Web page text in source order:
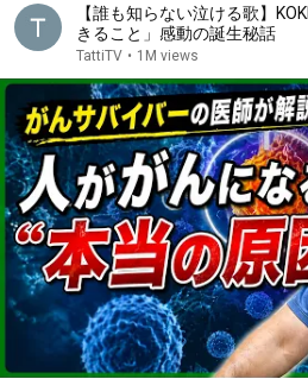
【誰も知らない泣ける歌】
きること」感動の誕生秘話
TattiTV • 1M views